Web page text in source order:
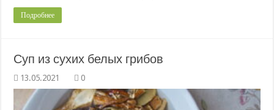
Подробнее
Суп из сухих белых грибов
0